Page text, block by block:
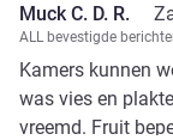
Muck C. D. R.
ALL bevestigde
Kamers kunnen
was vies en
vreemd. Fruit